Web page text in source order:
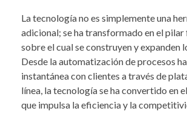
La tecnología no es simplemente una
adicional; se ha transformado en el
sobre el cual se construyen y expanden
Desde la automatización de procesos
instantánea con clientes a través de
línea, la tecnología se ha convertido en
que impulsa la eficiencia y la